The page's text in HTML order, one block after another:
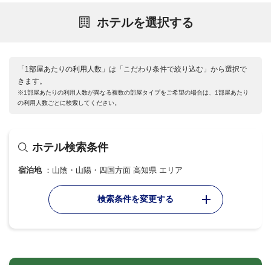
ホテルを選択する
「1部屋あたりの利用人数」は「こだわり条件で絞り込む」から選択で
きます。
※1部屋あたりの利用人数が異なる複数の部屋タイプをご希望の場合は、1部屋あたり
の利用人数ごとに検索してください。
ホテル検索条件
宿泊地 山陰・山陽・四国方面 高知県 エリア
検索条件を変更する